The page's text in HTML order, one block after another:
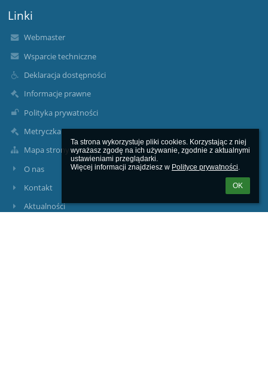
Ta strona wykorzystuje pliki cookies. Korzystając z niej
wyrażasz zgodę na ich używanie, zgodnie z aktualnymi
ustawieniami przeglądarki.
Więcej informacji znajdziesz w Polityce prywatności.
OK
Linki
Webmaster
Wsparcie techniczne
Deklaracja dostępności
Informacje prawne
Polityka prywatności
Metryczka
Mapa strony
O nas
Kontakt
Aktualności